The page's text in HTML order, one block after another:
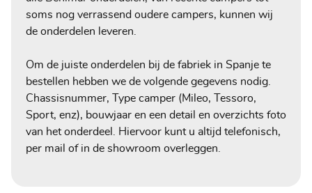
soms nog verrassend oudere campers, kunnen wij
de onderdelen leveren.
Om de juiste onderdelen bij de fabriek in Spanje te
bestellen hebben we de volgende gegevens nodig.
Chassisnummer, Type camper (Mileo, Tessoro,
Sport, enz), bouwjaar en een detail en overzichts foto
van het onderdeel. Hiervoor kunt u altijd telefonisch,
per mail of in de showroom overleggen.